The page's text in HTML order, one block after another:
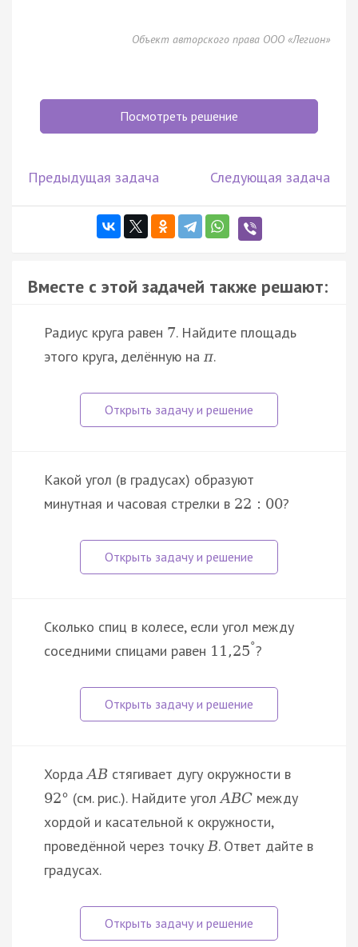
Объект авторского права ООО «Легион»
Посмотреть решение
Предыдущая задача Следующая задача
Вместе с этой задачей также решают:
Радиус круга равен 7. Найдите площадь
этого круга, делённую на π.
Какой угол (в градусах) образуют
минутная и часовая стрелки в 22 : 00?
Сколько спиц в колесе, если угол между
соседними спицами равен 11 ,25°?
ХордаAB стягивает дугу окружности в
92° (см. рис.). Найдите уголABC между
хордой и касательной к окружности,
проведённой через точкуB. Ответ дайте в
градусах.